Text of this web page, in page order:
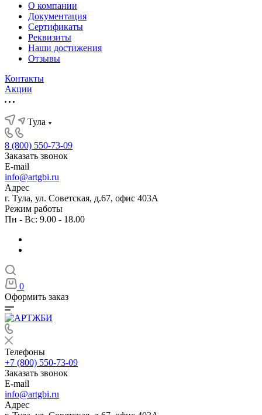
О компании
Документация
Сертификаты
Реквизиты
Наши достижения
Отзывы
Контакты
Акции
Тула
8 (800) 550-73-09
Заказать звонок
E-mail
info@artgbi.ru
Адрес
г. Тула, ул. Советская, д.67, офис 403А
Режим работы
Пн - Вс: 9.00 - 18.00
0
Оформить заказ
Телефоны
+7 (800) 550-73-09
Заказать звонок
E-mail
info@artgbi.ru
Адрес